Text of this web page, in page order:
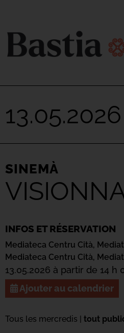
13.05.2026
SINEMÀ
INFOS ET RÉSERVATION
Mediateca Centru Cità,
Mediateca Centru Cità,
13.05.2026 à partir de 14 h
Ajouter au calendrier
Tous les mercredis | tout